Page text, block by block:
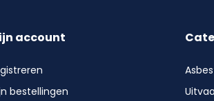
account
bestellingen